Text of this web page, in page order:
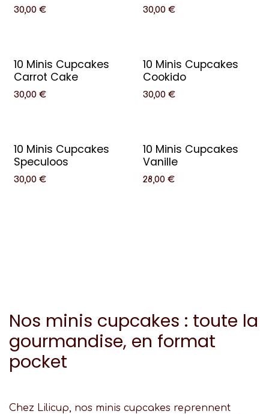
30,00 € 30,00€
10 Minis Cupcakes
Carrot Cake
30,00 €
10 Minis Cupcakes
Cookido
30,00€
10 Minis Cupcakes
Speculoos
30,00 €
10 Minis Cupcakes
Vanille
28,00€
Nos minis cupcakes : toute la
gourmandise, en format
pocket
Chez Lilicup, nos minis cupcakes reprennent